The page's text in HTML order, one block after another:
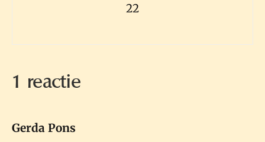
22
1 reactie
Gerda Pons